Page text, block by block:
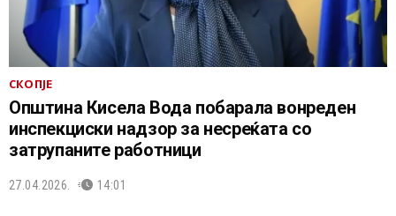
СКОПЈЕ
Општина Кисела Вода побарала вонреден
инспекциски надзор за несреќата со
затрупаните работници
27.04.2026. 14:01